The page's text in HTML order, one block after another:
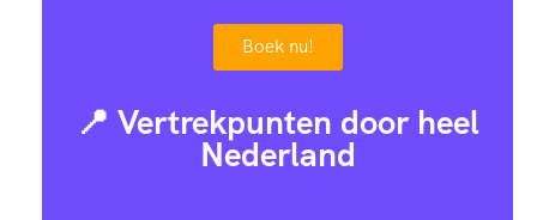
Boek nu!
📍 Vertrekpunten door heel
Nederland